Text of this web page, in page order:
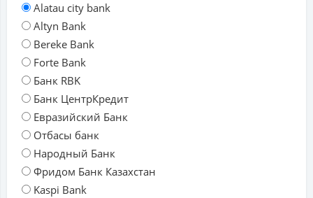
Alatau city bank
Altyn Bank
Bereke Bank
Forte Bank
Банк RBK
Банк ЦентрКредит
Евразийский Банк
Отбасы банк
Народный Банк
Фридом Банк Казахстан
Kaspi Bank